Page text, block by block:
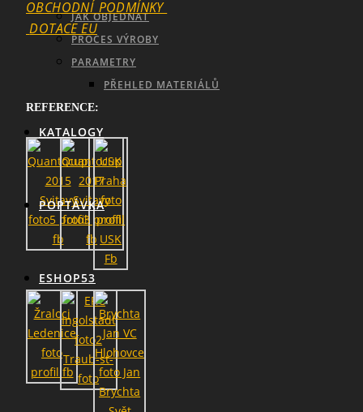
JAK OBJEDNAT
PROCES VÝROBY
PARAMETRY
PŘEHLED MATERIÁLŮ
KATALOGY
POPTÁVKA
ESHOP53
OBCHODNÍ_PODMÍNKY
DOTACE EU
REFERENCE: